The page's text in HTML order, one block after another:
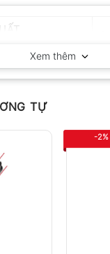
Xem thêm
TỰ
-2%